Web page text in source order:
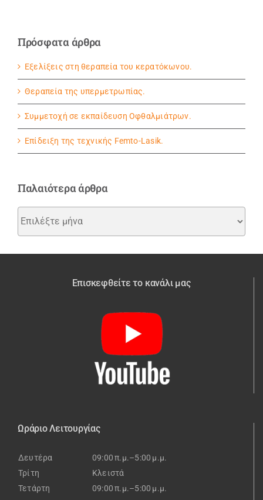
Πρόσφατα άρθρα
Εξελίξεις στη θεραπεία του κερατόκωνου.
Θεραπεία της υπερμετρωπίας.
Συμμετοχή σε εκπαίδευση Οφθαλμιάτρων.
Eπίδειξη της τεχνικής Femto-Lasik.
Παλαιότερα άρθρα
Παλαιότερα
άρθρα
Επισκεφθείτε το κανάλι μας
Ωράριο Λειτουργίας
Δευτέρα
09:00 π.μ.–5:00 μ.μ.
Τρίτη
Κλειστά
Τετάρτη
09:00 π.μ.–5:00 μ.μ.